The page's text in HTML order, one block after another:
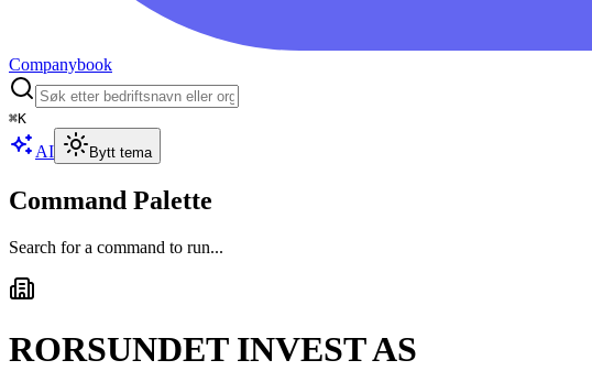
Companybook
⌘K
AI Bytt tema
Command Palette
Search for a command to run...
RORSUNDET INVEST AS